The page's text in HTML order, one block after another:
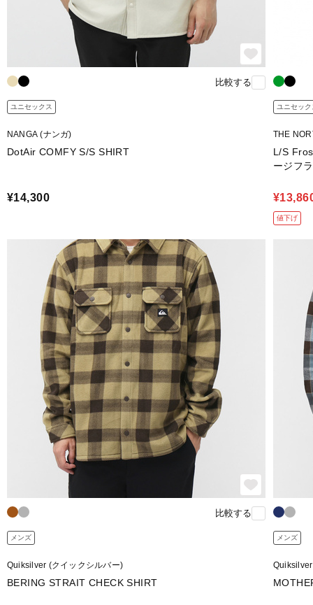
比較する
ユニセックス
NANGA (ナンガ)
DotAir COMFY S/S SHIRT
¥14,300
ユニセック
THE
L/S
ージフ
値下げ
比較する
メンズ
Quiksilver (クイックシルバー)
BERING STRAIT CHECK SHIRT
メンズ